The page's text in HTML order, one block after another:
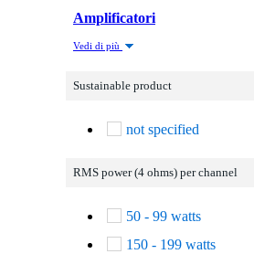
Amplificatori
Vedi di più
Sustainable product
not specified
RMS power (4 ohms) per channel
50 - 99 watts
150 - 199 watts